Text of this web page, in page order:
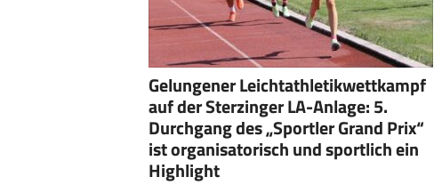
Gelungener Leichtathletikwettkampf
auf der Sterzinger LA-Anlage: 5.
Durchgang des „Sportler Grand Prix“
ist organisatorisch und sportlich ein
Highlight